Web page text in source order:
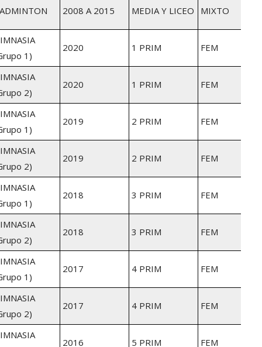
2008 A 2015 MEDIA Y LICEO MIXTO
1)
2020 1 PRIM FEM
2)
2020 1 PRIM FEM
1)
2019 2 PRIM FEM
2)
2019 2 PRIM FEM
1)
2018 3 PRIM FEM
2)
2018 3 PRIM FEM
1)
2017 4 PRIM FEM
2)
2017 4 PRIM FEM
2016 5 PRIM FEM